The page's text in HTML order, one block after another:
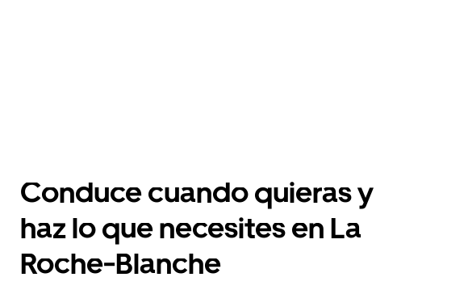
Conduce cuando quieras y
haz lo que necesites en La
Roche-Blanche